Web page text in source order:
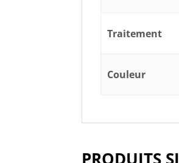
Traitement
Couleur
PRODUITS